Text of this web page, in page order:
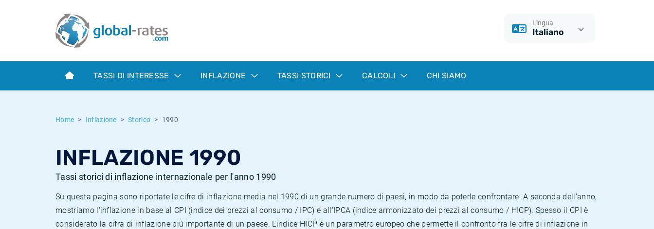
Lingua
Italiano
TASSI DI INTERESSE INFLAZIONE TASSI STORICI CALCOLI CHI SIAMO
Home Inflazione Storico 1990
INFLAZIONE 1990
Tassi storici di inflazione internazionale per l'anno 1990
Su questa pagina sono riportate le cifre di inflazione media nel 1990 di un grande numero di paesi, in modo da poterle confrontare. A seconda dell'anno,
mostriamo l'inflazione in base al CPI (indice dei prezzi al consumo / IPC) e all'IPCA (indice armonizzato dei prezzi al consumo / HICP). Spesso il CPI è
considerato la cifra di inflazione più importante di un paese. L'indice HICP è un parametro europeo che permette il confronto fra le cifre di inflazione in
Term SOFR
Cos'è l'inflazione CPI?
Cos'è l'inflazione HICP?
Inflazione Svizzera
Tassi storici Euribor
Tassi storici di ESTER
Tassi di inflazione storici
Calcolatore dell’inflazione